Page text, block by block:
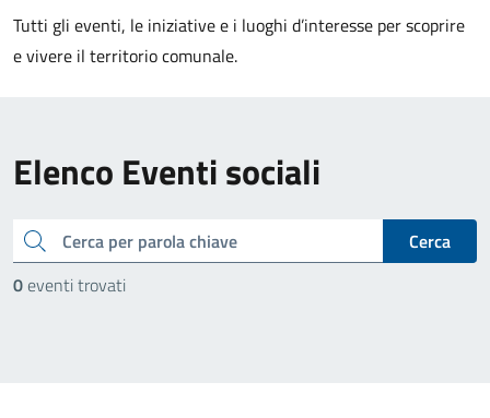
Tutti gli eventi, le iniziative e i luoghi d’interesse per scoprire
e vivere il territorio comunale.
Elenco Eventi sociali
cerca
Cerca
0eventi trovati